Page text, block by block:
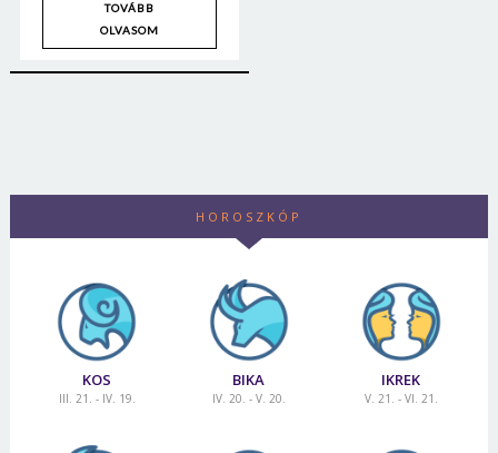
TOVÁBB
OLVASOM
HOROSZKÓP
KOS
III. 21. - IV. 19.
BIKA
IV. 20. - V. 20.
IKREK
V. 21. - VI. 21.